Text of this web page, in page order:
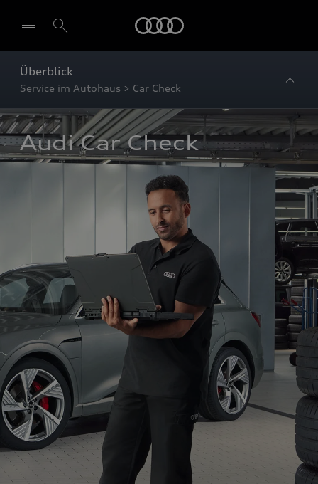
Überblick
Service im Autohaus > Car Check
Audi Car Check